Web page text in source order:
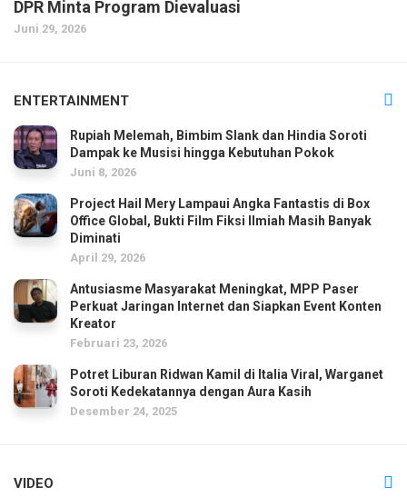
DPR Minta Program Dievaluasi
Juni 29, 2026
ENTERTAINMENT
Rupiah Melemah, Bimbim Slank dan Hindia Soroti
Dampak ke Musisi hingga Kebutuhan Pokok
Juni 8, 2026
Project Hail Mery Lampaui Angka Fantastis di Box
Office Global, Bukti Film Fiksi Ilmiah Masih Banyak
Diminati
April 29, 2026
Antusiasme Masyarakat Meningkat, MPP Paser
Perkuat Jaringan Internet dan Siapkan Event Konten
Kreator
Februari 23, 2026
Potret Liburan Ridwan Kamil di Italia Viral, Warganet
Soroti Kedekatannya dengan Aura Kasih
Desember 24, 2025
VIDEO